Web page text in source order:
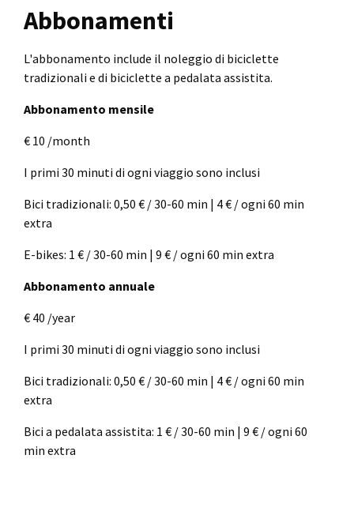
Abbonamenti
L'abbonamento include il noleggio di biciclette
tradizionali e di biciclette a pedalata assistita.
Abbonamento mensile
€ 10 /month
I primi 30 minuti di ogni viaggio sono inclusi
Bici tradizionali: 0,50 € / 30-60 min | 4 € / ogni 60 min
extra
E-bikes: 1 € / 30-60 min | 9 € / ogni 60 min extra
Abbonamento annuale
€ 40 /year
I primi 30 minuti di ogni viaggio sono inclusi
Bici tradizionali: 0,50 € / 30-60 min | 4 € / ogni 60 min
extra
Bici a pedalata assistita: 1 € / 30-60 min | 9 € / ogni 60
min extra